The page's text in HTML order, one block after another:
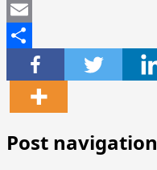
Mastodon
Email
Share
Post navigation